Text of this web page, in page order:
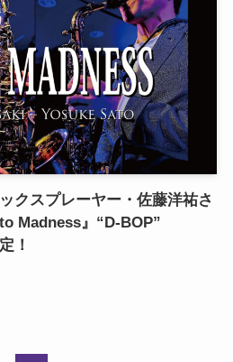
クスプレーヤー・佐藤洋祐さ
Madness』“D-BOP”
！